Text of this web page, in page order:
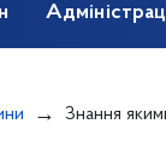
Знання